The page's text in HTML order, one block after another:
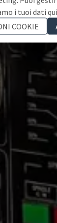
i tuoi dati
COOKIE